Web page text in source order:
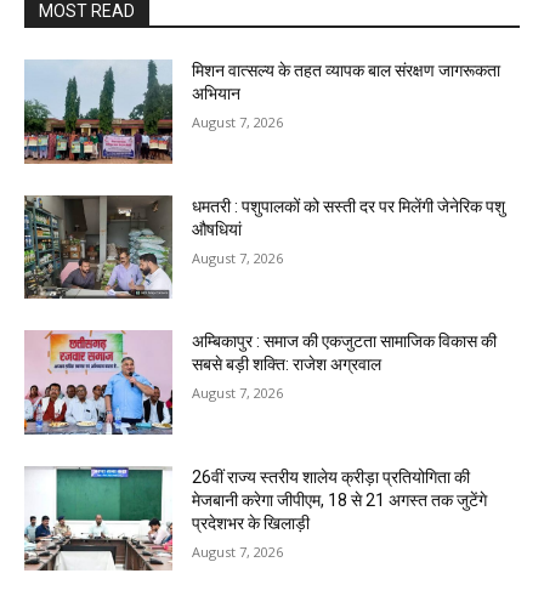
MOST READ
मिशन वात्सल्य के तहत व्यापक बाल संरक्षण जागरूकता
अभियान
August 7, 2026
धमतरी : पशुपालकों को सस्ती दर पर मिलेंगी जेनेरिक पशु
औषधियां
August 7, 2026
अम्बिकापुर : समाज की एकजुटता सामाजिक विकास की
सबसे बड़ी शक्ति: राजेश अग्रवाल
August 7, 2026
26वीं राज्य स्तरीय शालेय क्रीड़ा प्रतियोगिता की
मेजबानी करेगा जीपीएम, 18 से 21 अगस्त तक जुटेंगे
प्रदेशभर के खिलाड़ी
August 7, 2026